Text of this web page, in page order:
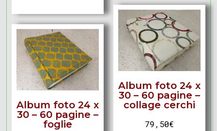
Album foto 24 x
30 – 60 pagine –
collage cerchi
79,50€
Album foto 24 x
30 – 60 pagine –
foglie